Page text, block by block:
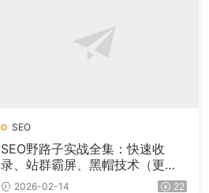
SEO
SEO野路子实战全集：快速收
录、站群霸屏、黑帽技术（更
新）2026-02-14 22